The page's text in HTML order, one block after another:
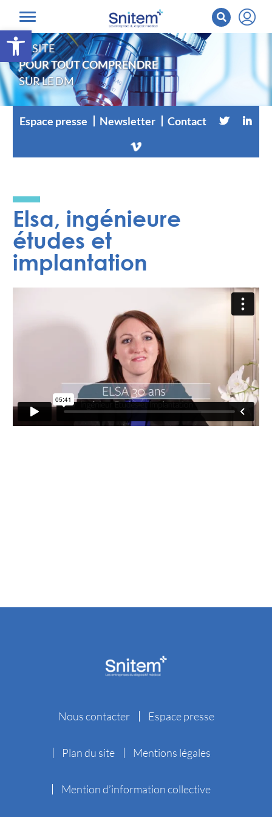
Ouvrir la barre d’outils
LE SITE
POUR TOUT COMPRENDRE
SUR LE DM
Espace presse Newsletter Contact
Elsa, ingénieure
études et
implantation
Nous contacter Espace presse
Plan du site Mentions légales
Mention d’information collective